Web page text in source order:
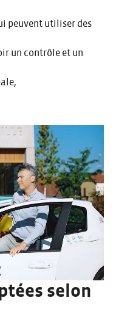
peuvent utiliser des
un contrôle et un
selon